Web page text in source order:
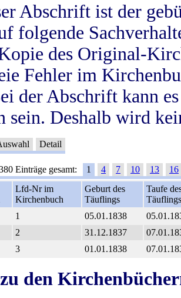
Abschrift ist der
folgende
des Original-
Fehler im
der Abschrift kann
sein. Deshalb wird
Detail
Einträge gesamt: 1 4 7 10 13
16
Lfd-Nr im
Kirchenbuch
Geburt des
Täuflings
Taufe
Täuflings
1 05.01.1838
2 31.12.1837
3 01.01.1838
den